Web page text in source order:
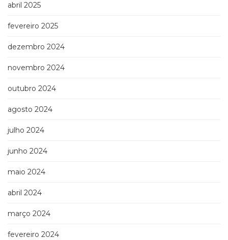
abril 2025
fevereiro 2025
dezembro 2024
novembro 2024
outubro 2024
agosto 2024
julho 2024
junho 2024
maio 2024
abril 2024
março 2024
fevereiro 2024